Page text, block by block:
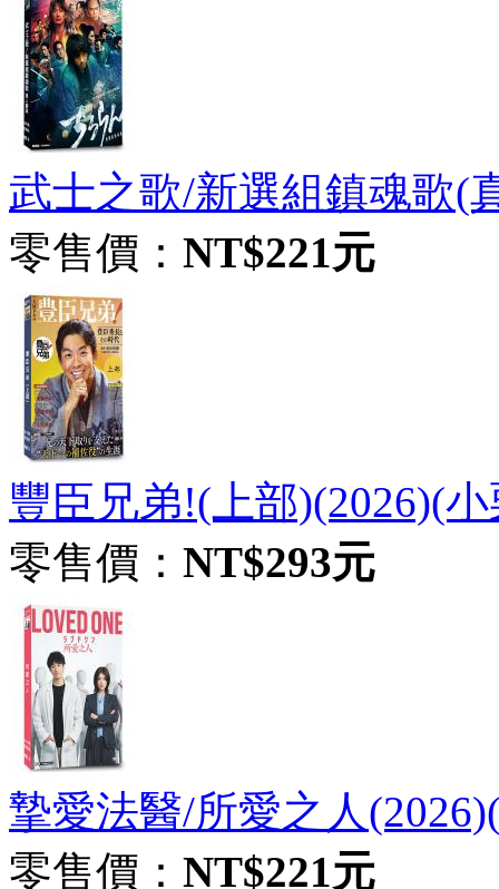
武士之歌/新選組鎮魂歌(
零售價： NT$221元
豐臣兄弟!(上部)(2026)(
零售價： NT$293元
摯愛法醫/所愛之人
零售價： NT$221元